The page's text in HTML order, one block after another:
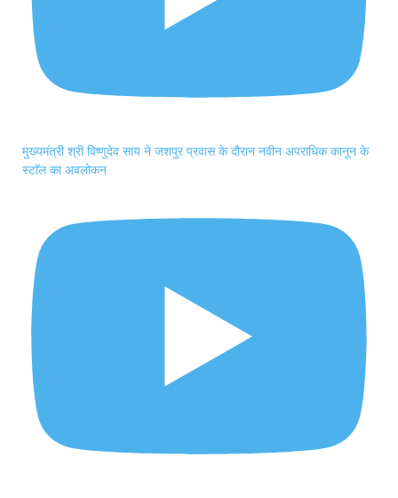
मुख्यमंत्री श्री विष्णुदेव साय ने जशपुर प्रवास के दौरान नवीन अपराधिक कानून के
स्टाॅल का अवलोकन